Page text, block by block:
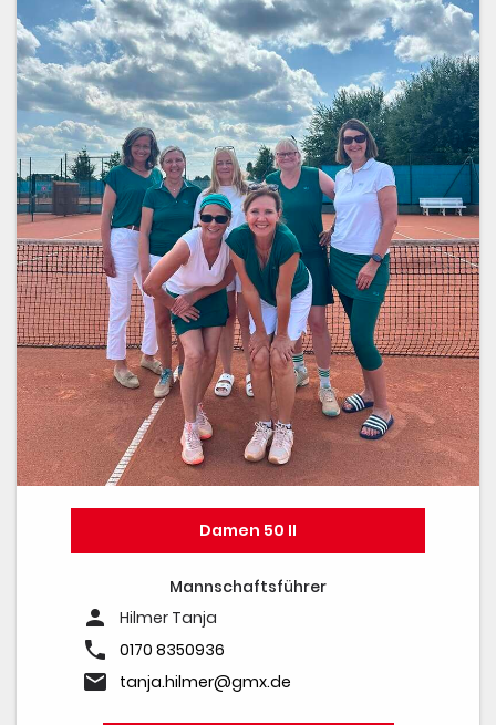
Damen 50 II
Mannschaftsführer
person Hilmer Tanja
phone 0170 8350936
email tanja.hilmer@gmx.de